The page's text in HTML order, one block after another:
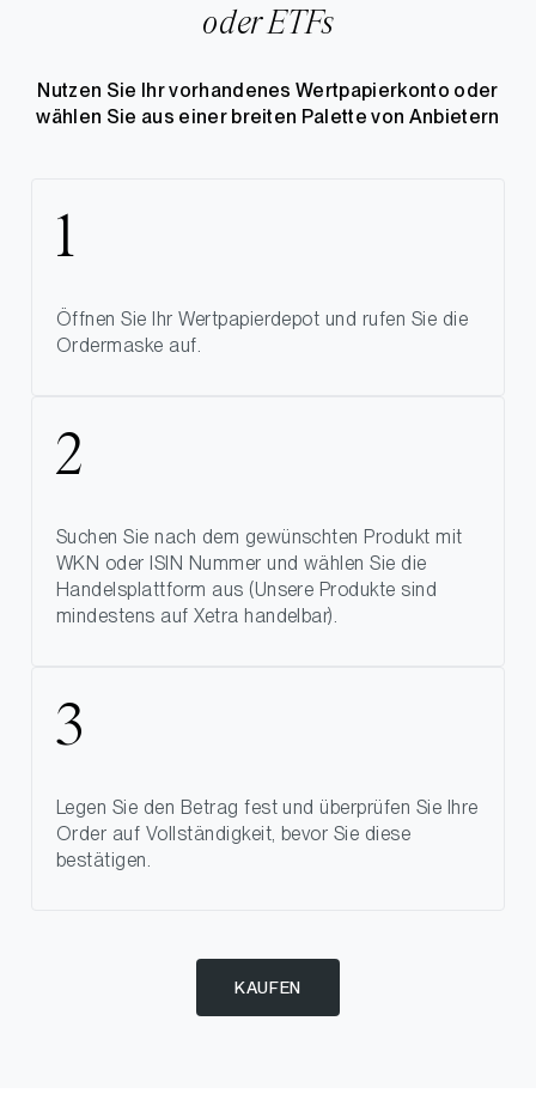
oder ETFs
Nutzen Sie Ihr vorhandenes Wertpapierkonto oder
wählen Sie aus einer breiten Palette von Anbietern
Öffnen Sie Ihr Wertpapierdepot und rufen Sie die
Ordermaske auf.
Suchen Sie nach dem gewünschten Produkt mit
WKN oder ISIN Nummer und wählen Sie die
Handelsplattform aus (Unsere Produkte sind
mindestens auf Xetra handelbar).
Legen Sie den Betrag fest und überprüfen Sie Ihre
Order auf Vollständigkeit, bevor Sie diese
bestätigen.
KAUFEN